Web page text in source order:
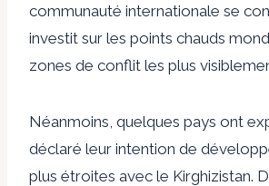
communauté internationale se
investit sur les points chauds
zones de conflit les plus
Néanmoins, quelques pays ont
déclaré leur intention de
plus étroites avec le Kirghizistan.